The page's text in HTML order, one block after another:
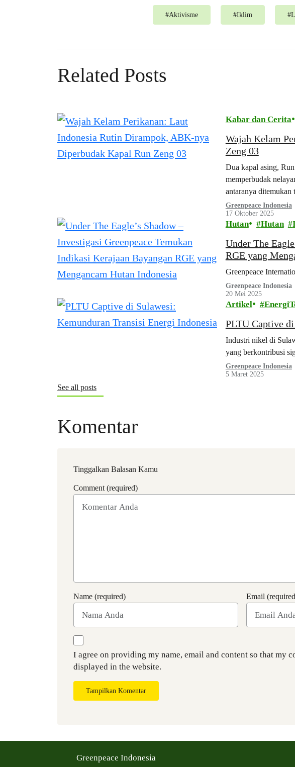
#Aktivisme #Iklim #
Related Posts
Kabar dan Cerita
Wajah Kelam
Zeng 03
Dua kapal asing,
memperbudak
antaranya ditemukan
Greenpeace Indonesia
17 Oktober 2025
Hutan Hutan
Under The
RGE yang
Greenpeace
Greenpeace Indonesia
20 Mei 2025
Artikel
PLTU Captive
Industri nikel di
yang berkontribusi
Greenpeace Indonesia
5 Maret 2025
See all posts
Komentar
Tinggalkan Balasan Kamu
Comment (required)
Name (required) Email
I agree on providing my name, email and content so that my
displayed in the website.
Tampilkan Komentar
Greenpeace Indonesia